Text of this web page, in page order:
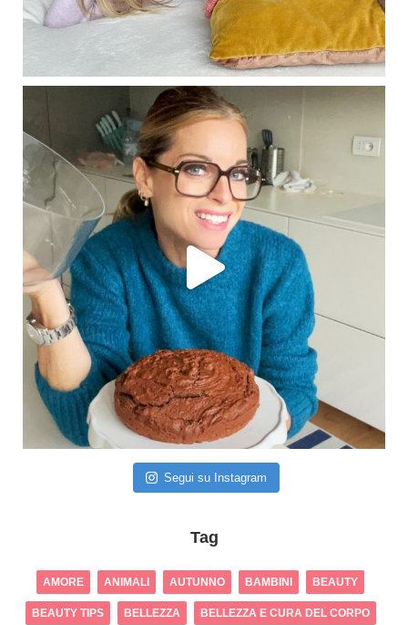
Segui su Instagram
Tag
AMORE ANIMALI AUTUNNO BAMBINI BEAUTY
BEAUTY TIPS BELLEZZA BELLEZZA E CURA DEL CORPO